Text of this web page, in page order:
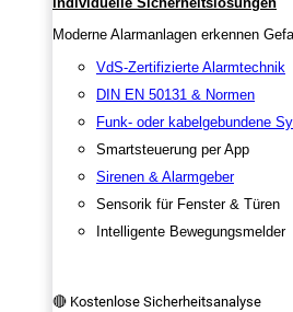
Moderne Alarmanlagen erkennen
VdS-Zertifizierte Alarmtechnik
DIN EN 50131 & Normen
Funk- oder kabelgebundene
Smartsteuerung per App
Sirenen & Alarmgeber
Sensorik für Fenster & Türen
Intelligente Bewegungsmelder
🔴 Kostenlose Sicherheitsanalyse